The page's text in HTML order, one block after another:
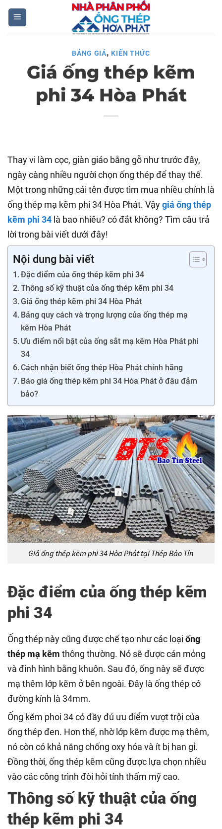
Skip
content
BẢNG GIÁ, KIẾN THỨC
Giá ống thép kẽm
phi 34 Hòa Phát
Thay vi làm cọc, giàn giáo bằng gỗ như trước đây,
ngày càng nhiều người chọn ống thép để thay thế.
Một trong những cái tên được tìm mua nhiều chính là
ống thép mạ kẽm phi 34 Hòa Phát. Vậygiá ống thép
kẽm phi 34 là bao nhiêu? có đắt không? Tìm câu trả
lời trong bài viết dưới đây!
Nội dung bài viết
Đặc điểm của ống thép kẽm phi 34
Thông số kỹ thuật của ống thép kẽm phi 34
Giá ống thép kẽm phi 34 Hòa Phát
Bảng quy cách và trọng lượng của ống thép mạ
kẽm Hòa Phát
Ưu điểm nổi bật của ống sắt mạ kẽm Hòa Phát phi
34
Cách nhận biết ống thép Hòa Phát chính hãng
Báo giá ống thép kẽm phi 34 Hòa Phát ở đâu đảm
bảo?
Giá ống thép kẽm phi 34 Hòa Phát tại Thép Bảo Tín
Đặc điểm của ống thép kẽm
phi 34
Ống thép này cũng được chế tạo như các loại ống
thép mạ kẽm thông thường. Nó sẽ được cán mỏng
và đinh hình bằng khuôn. Sau đó, ống này sẽ được
mạ thêm lớp kẽm ở bên ngoài. Đây là ống thép có
đường kính là 34mm.
Ống kẽm phoi 34 có đầy đủ ưu điểm vượt trội của
ống thép đen. Hơn thế, nhờ lớp kẽm được mạ thêm,
nó còn có khả năng chống oxy hóa và ít bị han gỉ.
Đồng thời, ống thép kẽm cũng được lựa chọn nhiều
vào các công trình đòi hỏi tính thẩm mỹ cao.
Thông số kỹ thuật của ống
thép kẽm phi 34